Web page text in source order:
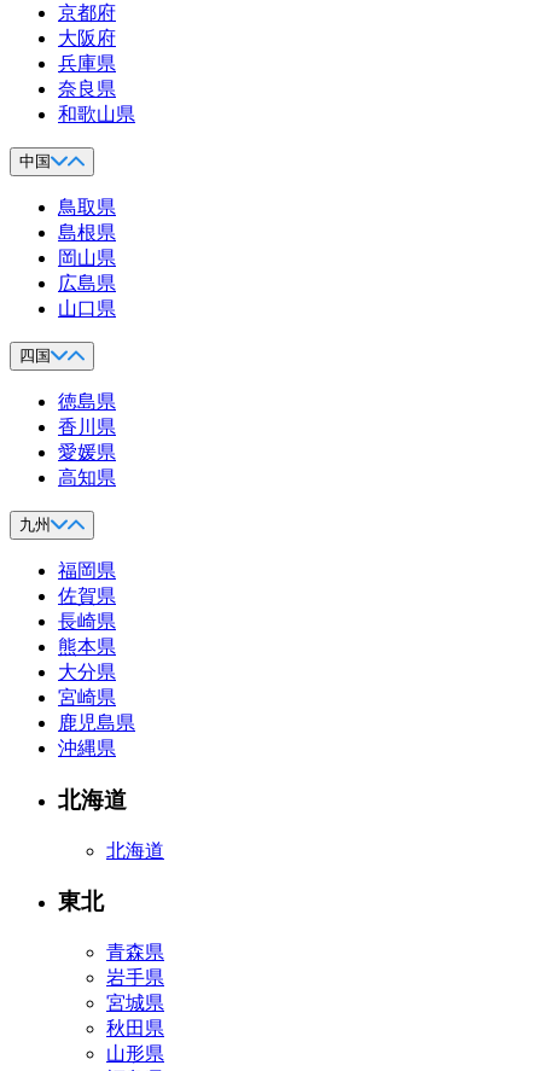
京都府
大阪府
兵庫県
奈良県
和歌山県
中国
鳥取県
島根県
岡山県
広島県
山口県
四国
徳島県
香川県
愛媛県
高知県
九州
福岡県
佐賀県
長崎県
熊本県
大分県
宮崎県
鹿児島県
沖縄県
北海道
北海道
東北
青森県
岩手県
宮城県
秋田県
山形県